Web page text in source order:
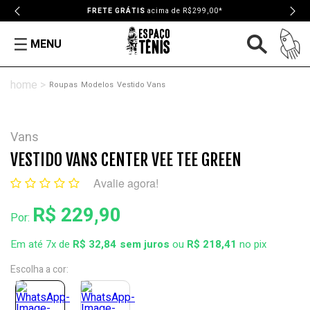
FRETE GRÁTIS acima de R$299,00*
MENU
Roupas Modelos Vestido Vans
Vans
VESTIDO VANS CENTER VEE TEE GREEN
Avalie agora!
Por: R$ 229,90
Em até 7x de R$ 32,84 ou R$ 218,41 no pix
Escolha a cor: